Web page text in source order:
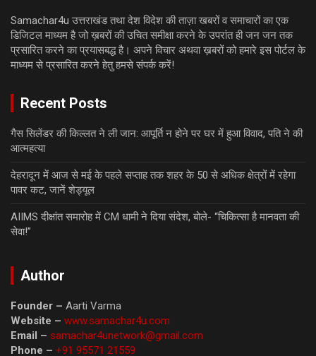
Samachar4u उत्तराखंड तथा देश विदेश की ताज़ा खबरों व समाचारों का एक
डिजिटल माध्यम है जो ख़बरों की उचित समीक्षा करने के उपरांत ही जन जन तक
प्रसारित करने का प्रयासबद्ध है। अपने विचार अथवा ख़बरों को हमारे इस पोर्टल के
माध्यम से प्रसारित करने हेतु हमसे संपर्क करें!
Recent Posts
गैस सिलेंडर की किल्लत ने ली जान: आपूर्ति न होने पर घर में हुआ विवाद, पति ने की
आत्महत्या
देहरादून में आज से मई के पहले सप्ताह तक शहर के 50 से अधिक क्षेत्रों में रहेगा
पावर कट, जानें शेड्यूल
AIIMS दीक्षांत समारोह में CM धामी ने दिया संदेश, बोले- “चिकित्सा है मानवता की
सेवा!”
Author
Founder – Aarti Varma
Website – www.samachar4u.com
Email – samachar4unetwork@gmail.com
Phone – +91 95571 21559